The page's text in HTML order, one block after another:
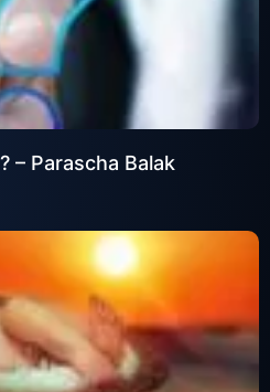
– Parascha Balak